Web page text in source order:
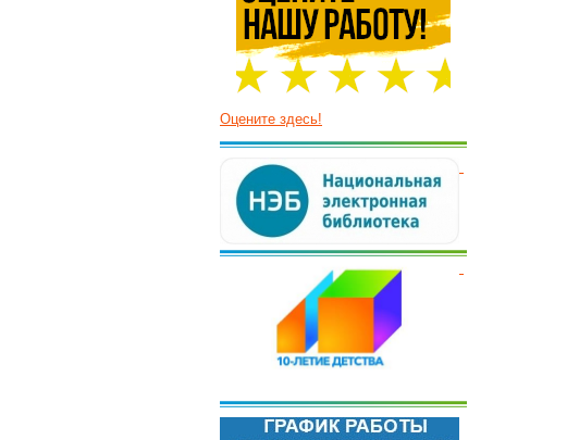
Оцените здесь!